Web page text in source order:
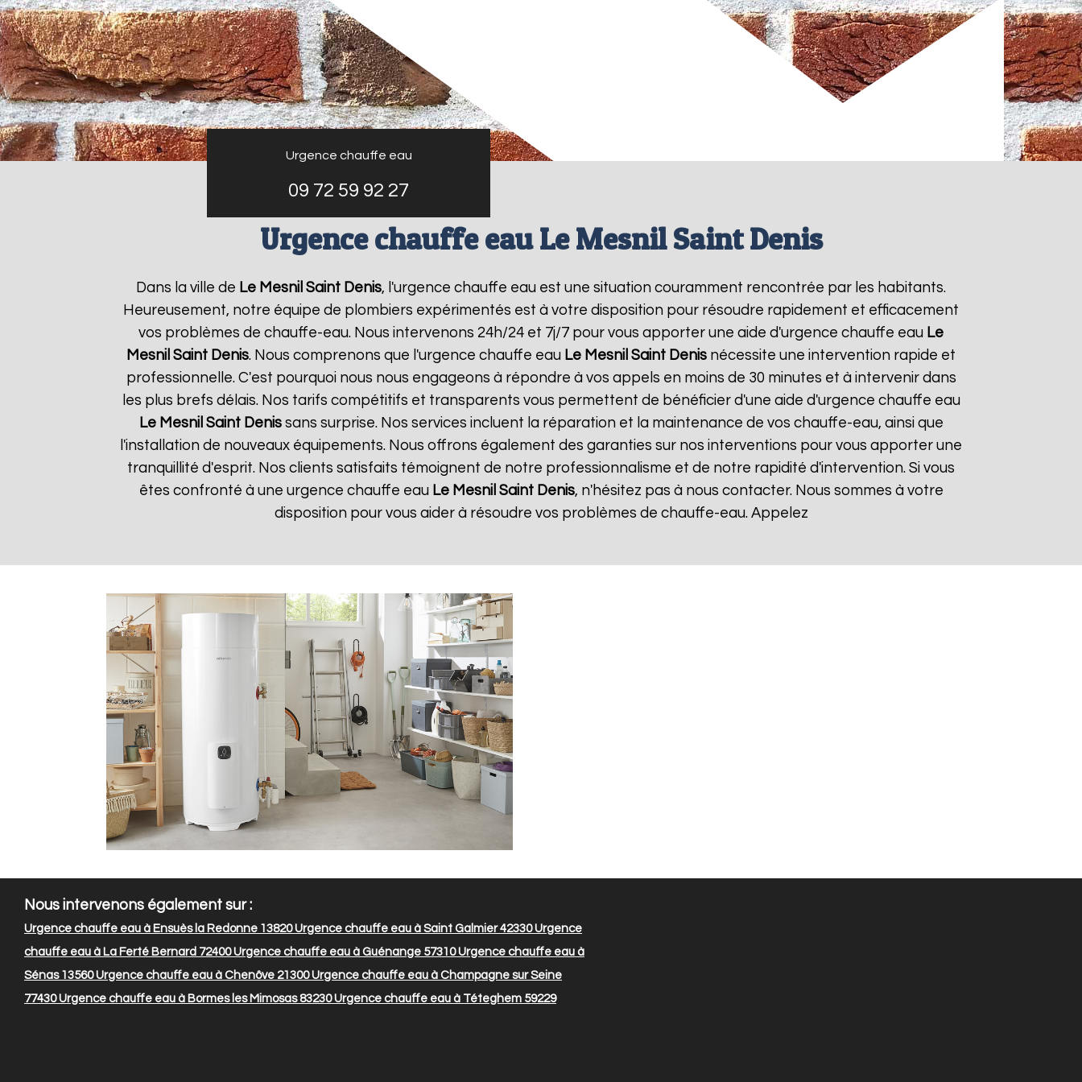
Urgence chauffe eau
09 72 59 92 27
Urgence chauffe eau Le Mesnil Saint Denis
Dans la ville de Le Mesnil Saint Denis, l'urgence chauffe eau est une situation couramment rencontrée par les habitants.
Heureusement, notre équipe de plombiers expérimentés est à votre disposition pour résoudre rapidement et efficacement
vos problèmes de chauffe-eau. Nous intervenons 24h/24 et 7j/7 pour vous apporter une aide d'urgence chauffe eau Le
Mesnil Saint Denis. Nous comprenons que l'urgence chauffe eau Le Mesnil Saint Denis nécessite une intervention rapide et
professionnelle. C'est pourquoi nous nous engageons à répondre à vos appels en moins de 30 minutes et à intervenir dans
les plus brefs délais. Nos tarifs compétitifs et transparents vous permettent de bénéficier d'une aide d'urgence chauffe eau
Le Mesnil Saint Denissans surprise. Nos services incluent la réparation et la maintenance de vos chauffe-eau, ainsi que
l'installation de nouveaux équipements. Nous offrons également des garanties sur nos interventions pour vous apporter une
tranquillité d'esprit. Nos clients satisfaits témoignent de notre professionnalisme et de notre rapidité d'intervention. Si vous
êtes confronté à une urgence chauffe eau Le Mesnil Saint Denis, n'hésitez pas à nous contacter. Nous sommes à votre
disposition pour vous aider à résoudre vos problèmes de chauffe-eau. Appelez
Nous intervenons également sur :
Urgence chauffe eau à Ensuès la Redonne 13820Urgence chauffe eau à Saint Galmier 42330Urgence
chauffe eau à La Ferté Bernard 72400Urgence chauffe eau à Guénange 57310Urgence chauffe eau à
Sénas 13560Urgence chauffe eau à Chenôve 21300Urgence chauffe eau à Champagne sur Seine
77430Urgence chauffe eau à Bormes les Mimosas 83230Urgence chauffe eau à Téteghem 59229